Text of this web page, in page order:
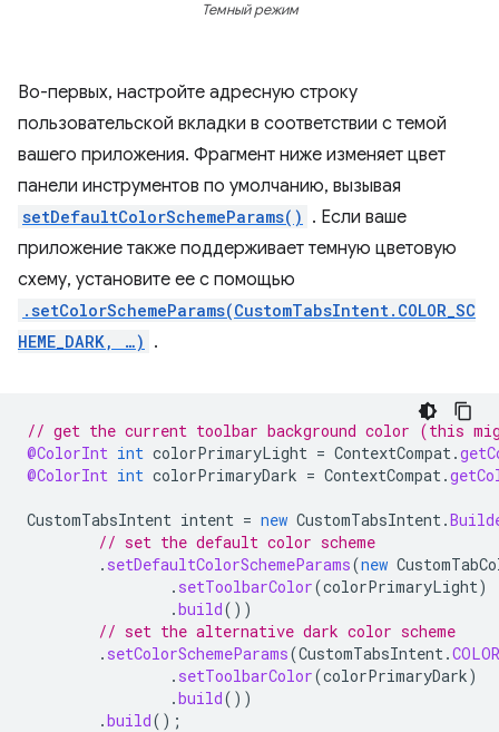
Темный режим
Во-первых, настройте адресную строку
пользовательской вкладки в соответствии с темой
вашего приложения. Фрагмент ниже изменяет цвет
панели инструментов по умолчанию, вызывая
setDefaultColorSchemeParams() . Если ваше
приложение также поддерживает темную цветовую
схему, установите ее с помощью
.setColorSchemeParams(CustomTabsIntent.COLOR_SC
HEME_DARK, …) .
// get the current toolbar background color (this
@ColorInt int colorPrimaryLight = ContextCompat.
@ColorInt int colorPrimaryDark = ContextCompat.
CustomTabsIntent intent = new CustomTabsIntent.
// set the default color scheme
. setDefaultColorSchemeParams(new
. setToolbarColor(colorPrimaryLight)
.build())
// set the alternative dark color scheme
. setColorSchemeParams(CustomTabsIntent.
. setToolbarColor(colorPrimaryDark)
.build())
.build();